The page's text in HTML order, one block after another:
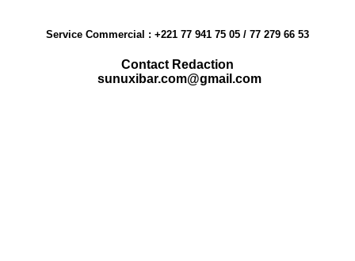
Service Commercial : +221 77 941 75 05 / 77 279 66 53
Contact Redaction
sunuxibar.com@gmail.com